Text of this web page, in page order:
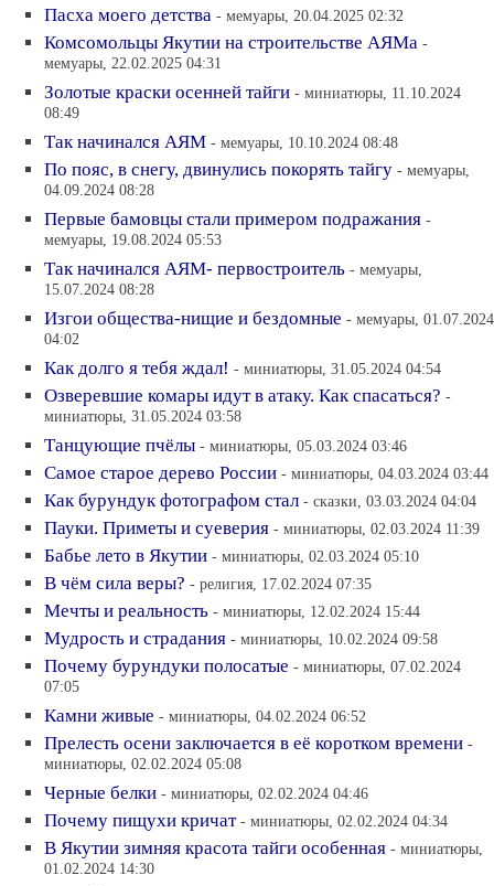
Пасха моего детства - мемуары, 20.04.2025 02:32
Комсомольцы Якутии на строительстве АЯМа -
мемуары, 22.02.2025 04:31
Золотые краски осенней тайги - миниатюры, 11.10.2024
08:49
Так начинался АЯМ - мемуары, 10.10.2024 08:48
По пояс, в снегу, двинулись покорять тайгу - мемуары,
04.09.2024 08:28
Первые бамовцы стали примером подражания -
мемуары, 19.08.2024 05:53
Так начинался АЯМ- первостроитель - мемуары,
15.07.2024 08:28
Изгои общества-нищие и бездомные - мемуары, 01.07.2024
04:02
Как долго я тебя ждал! - миниатюры, 31.05.2024 04:54
Озверевшие комары идут в атаку. Как спасаться? -
миниатюры, 31.05.2024 03:58
Танцующие пчёлы - миниатюры, 05.03.2024 03:46
Самое старое дерево России - миниатюры, 04.03.2024 03:44
Как бурундук фотографом стал - сказки, 03.03.2024 04:04
Пауки. Приметы и суеверия - миниатюры, 02.03.2024 11:39
Бабье лето в Якутии - миниатюры, 02.03.2024 05:10
В чём сила веры? - религия, 17.02.2024 07:35
Мечты и реальность - миниатюры, 12.02.2024 15:44
Мудрость и страдания - миниатюры, 10.02.2024 09:58
Почему бурундуки полосатые - миниатюры, 07.02.2024
07:05
Камни живые - миниатюры, 04.02.2024 06:52
Прелесть осени заключается в её коротком времени -
миниатюры, 02.02.2024 05:08
Черные белки - миниатюры, 02.02.2024 04:46
Почему пищухи кричат - миниатюры, 02.02.2024 04:34
В Якутии зимняя красота тайги особенная - миниатюры,
01.02.2024 14:30